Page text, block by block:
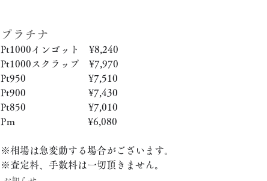
プラチナ
Pt1000インゴット　¥8,240
Pt1000スクラップ　¥7,970
Pt950　　　　　　  ¥7,510
Pt900　　　　　　  ¥7,430
Pt850　　　　　　  ¥7,010
Pｍ　　　　　　　  ¥6,080
※相場は急変動する場合がございます。
※査定料、手数料は一切頂きません。